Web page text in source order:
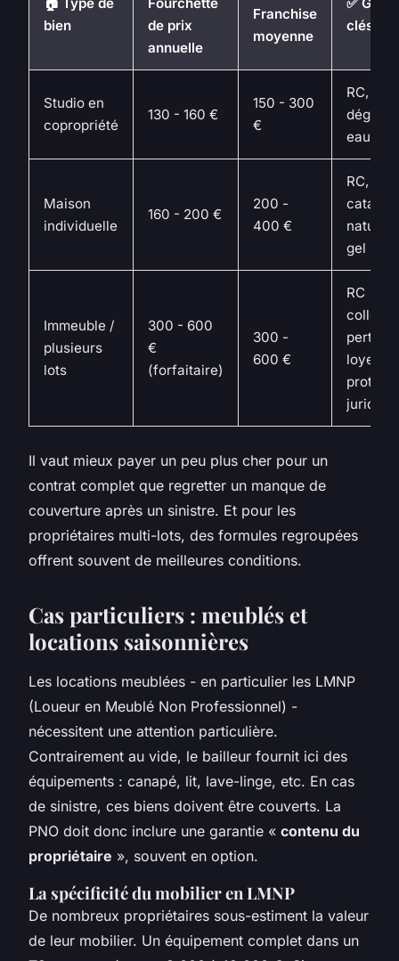
bien
de prix
annuelle
Franchise
moyenne
clés
Studio en
copropriété
130 - 160 €
150 - 300
€
RC,
dégâts
eaux
Maison
individuelle
160 - 200 €
200 -
400 €
RC,
gel
Immeuble /
plusieurs
lots
300 - 600
€
(forfaitaire)
300 -
600 €
RC
perte de
loyers,
Il vaut mieux payer un peu plus cher pour un
contrat complet que regretter un manque de
couverture après un sinistre. Et pour les
propriétaires multi-lots, des formules regroupées
offrent souvent de meilleures conditions.
Cas particuliers : meublés et
locations saisonnières
Les locations meublées - en particulier les LMNP
(Loueur en Meublé Non Professionnel) -
nécessitent une attention particulière.
Contrairement au vide, le bailleur fournit ici des
équipements : canapé, lit, lave-linge, etc. En cas
de sinistre, ces biens doivent être couverts. La
PNO doit donc inclure une garantie « contenu du
propriétaire », souvent en option.
La spécificité du mobilier en LMNP
De nombreux propriétaires sous-estiment la valeur
de leur mobilier. Un équipement complet dans un